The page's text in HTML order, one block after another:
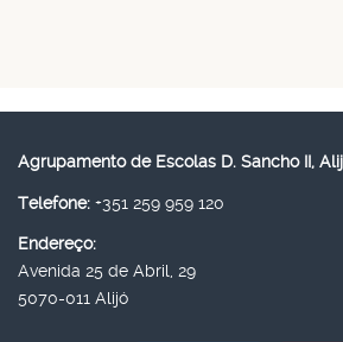
Agrupamento de Escolas D. Sancho II,
Telefone: +351 259 959 120
Endereço:
Avenida 25 de Abril, 29
5070-011 Alijó